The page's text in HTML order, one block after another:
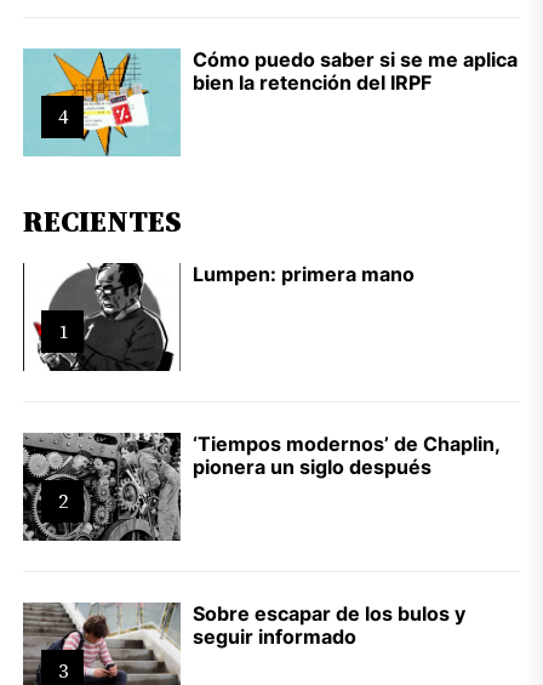
4
Cómo puedo saber si se me aplica
bien la retención del IRPF
RECIENTES
1
Lumpen: primera mano
2
‘Tiempos modernos’ de Chaplin,
pionera un siglo después
3
Sobre escapar de los bulos y
seguir informado